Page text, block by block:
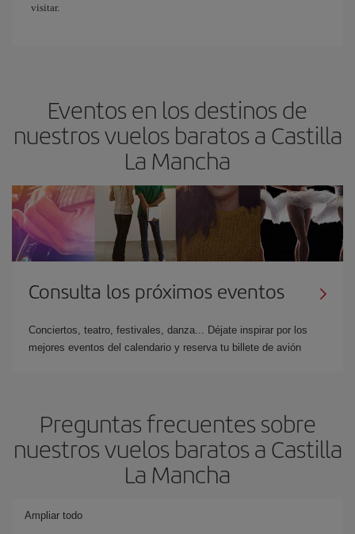
visitar.
Eventos en los destinos de
nuestros vuelos baratos a Castilla
La Mancha
Consulta los próximos eventos
Conciertos, teatro, festivales, danza... Déjate inspirar por los
mejores eventos del calendario y reserva tu billete de avión
Preguntas frecuentes sobre
nuestros vuelos baratos a Castilla
La Mancha
Ampliar todo